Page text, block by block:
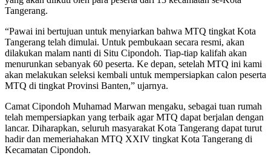
Tangerang.
“Pawai ini bertujuan untuk menyiarkan bahwa MTQ tingkat Kota
Tangerang telah dimulai. Untuk pembukaan secara resmi, akan
dilakukan malam nanti di Situ Cipondoh. Tiap-tiap kalifah akan
menurunkan sebanyak 60 peserta. Ke depan, setelah MTQ ini kami
akan melakukan seleksi kembali untuk mempersiapkan calon peserta
MTQ di tingkat Provinsi Banten,” ujarnya.
Camat Cipondoh Muhamad Marwan mengaku, sebagai tuan rumah
telah mempersiapkan yang terbaik agar MTQ dapat berjalan dengan
lancar. Diharapkan, seluruh masyarakat Kota Tangerang dapat turut
hadir dan memeriahakan MTQ XXIV tingkat Kota Tangerang di
Kecamatan Cipondoh.